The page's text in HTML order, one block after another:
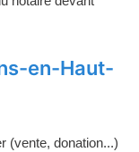
en-Haut-
(vente, donation...)